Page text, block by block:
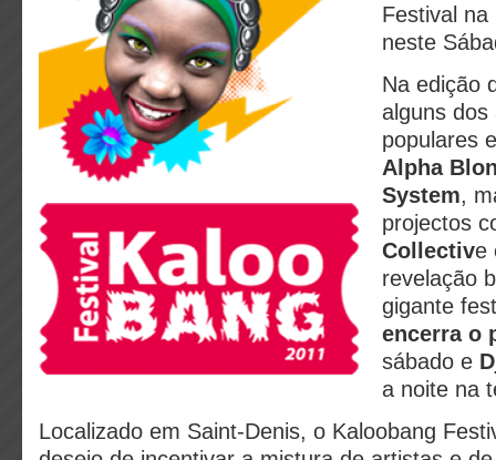
Festival na
neste
Na edição
alguns dos
populares
Alpha
System,
projectos
Collective
revelação
gigante
encerra o
sábado e
a noite na
Localizado em Saint-Denis, o Kaloobang